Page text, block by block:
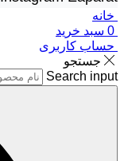
خانه
0 سبد خرید
حساب کاربری
جستجو
Search input